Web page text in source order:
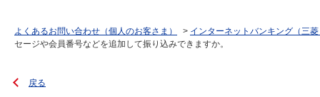
よくあるお問い合わせ（個人のお客さま） > インターネットバンキング（三
セージや会員番号などを追加して振り込みできますか。
戻る